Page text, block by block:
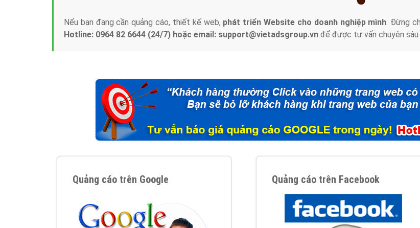
Nếu bạn đang cần quảng cáo, thiết kế web, phát triển Website cho doanh nghiệp mình . Đừng
Hotline: 0964 82 6644 (24/7) hoặc email: support@vietadsgroup.vn để được tư vấn chuyên sâu
Quảng cáo trên Google Quảng cáo trên Facebook